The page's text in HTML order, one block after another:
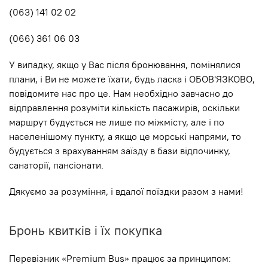
(063) 141 02 02
(066) 361 06 03
У випадку, якщо у Вас після бронювання, помінялися
плани, і Ви не можете їхати, будь ласка і ОБОВ'ЯЗКОВО,
повідомите нас про це. Нам необхідно завчасно до
відправлення розуміти кількість пасажирів, оскільки
маршрут будується не лише по мiжмiсту, але і по
населенішому пункту, а якщо це морські напрями, то
будується з врахуванням заїзду в бази відпочинку,
санаторії, пансіонати.
Дякуємо за розуміння, і вдалої поїздки разом з нами!
Бронь квитків і їх покупка
Перевізник «Premium Bus» працює за принципом: